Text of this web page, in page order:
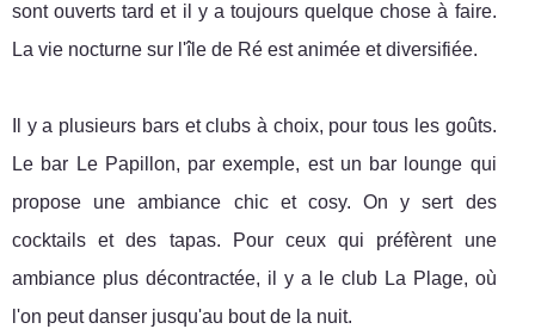
sont ouverts tard et il y a toujours quelque chose à faire.
La vie nocturne sur l'île de Ré est animée et diversifiée.
Il y a plusieurs bars et clubs à choix, pour tous les goûts.
Le bar Le Papillon, par exemple, est un bar lounge qui
propose une ambiance chic et cosy. On y sert des
cocktails et des tapas. Pour ceux qui préfèrent une
ambiance plus décontractée, il y a le club La Plage, où
l'on peut danser jusqu'au bout de la nuit.